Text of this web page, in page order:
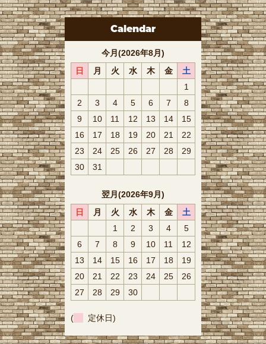
Calendar
今月(2026年8月)
日
月 火 水 木 金
土
1
2
3 4 5 6 7
8
9
10 11 12 13 14
15
16
17 18 19 20 21
22
23
24 25 26 27 28
29
30
31
翌月(2026年9月)
日
月 火 水 木 金
土
1
2 3 4
5
6
7 8 9 10 11
12
13
14 15 16 17 18
19
20
21 22 23 24 25
26
27
28 29 30
( 定休日)